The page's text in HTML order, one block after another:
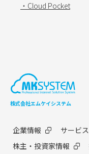
・Cloud Pocket
株式会社エムケイシステム
企業情報 サービス
株主・投資家情報